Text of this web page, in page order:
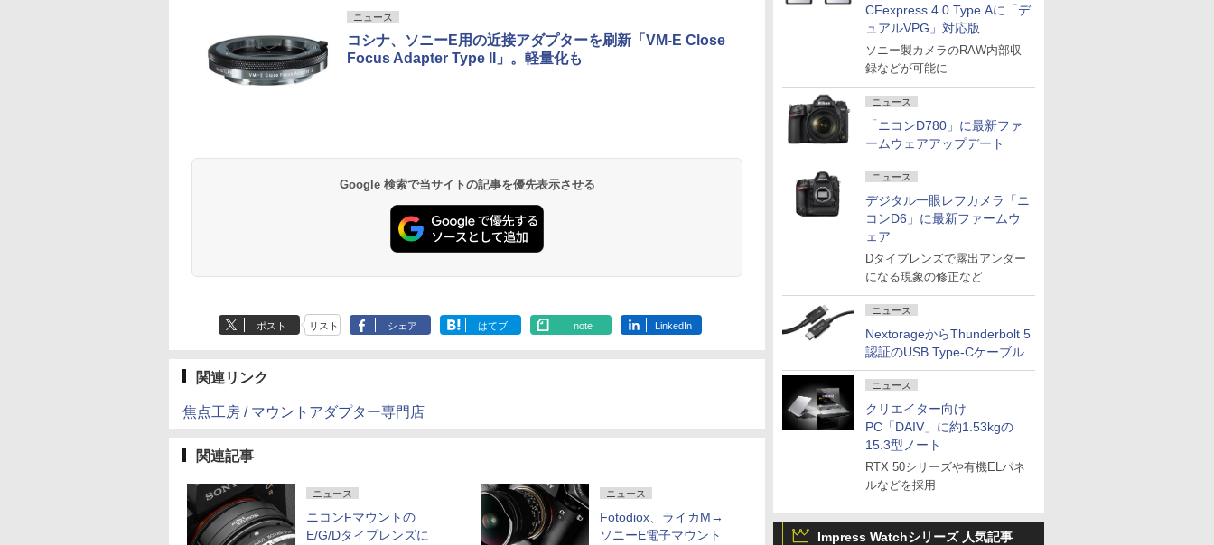
CFexpress 4.0 Type Aに「デ
ュアルVPG」対応版
ソニー製カメラのRAW内部収
録などが可能に
ニュース
「ニコンD780」に最新ファ
ームウェアアップデート
ニュース
デジタル一眼レフカメラ「ニ
コンD6」に最新ファームウ
ェア
Dタイプレンズで露出アンダー
になる現象の修正など
ニュース
NextorageからThunderbolt 5
認証のUSB Type-Cケーブル
ニュース
クリエイター向け
PC「DAIV」に約1.53kgの
15.3型ノート
RTX 50シリーズや有機ELパネ
ルなどを採用
Impress Watchシリーズ 人気記事
ニュース
コシナ、ソニーE用の近接アダプターを刷新「VM-E Close
Focus Adapter Type II」。軽量化も
Google 検索で当サイトの記事を優先表示させる
ポスト リスト シェア はてブ note LinkedIn
関連リンク
焦点工房 / マウントアダプター専門店
関連記事
ニュース
ニコンFマウントの
E/G/Dタイプレンズに
ニュース
Fotodiox、ライカM→
ソニーE電子マウント